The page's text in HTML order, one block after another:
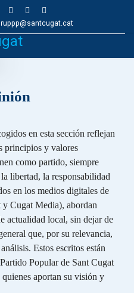
en esta sección reflejan
principios y valores
como partido, siempre
libertad, la responsabilidad
en los medios digitales de
y Cugat Media), abordan
actualidad local, sin dejar de
que, por su relevancia,
Estos escritos están
Popular de Sant Cugat
aportan su visión y